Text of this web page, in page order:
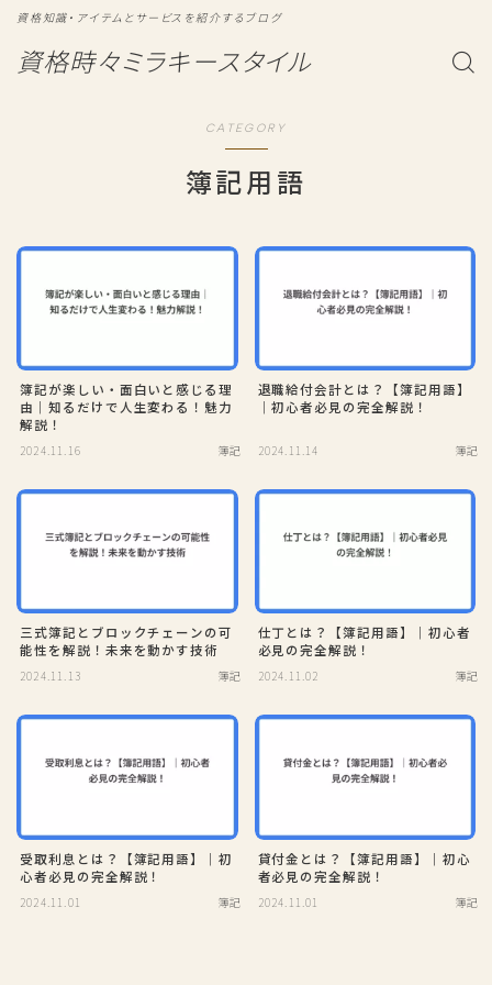
資格時々ミラキースタイル
資格知識・アイテムとサービスを紹介するブログ
CATEGORY
簿記用語
簿記が楽しい・面白いと感じる理
由｜知るだけで人生変わる！魅力
解説！
2024.11.16 簿記
退職給付会計とは？【簿記用語】
｜初心者必見の完全解説！
2024.11.14 簿記
三式簿記とブロックチェーンの可
能性を解説！未来を動かす技術
2024.11.13 簿記
仕丁とは？【簿記用語】｜初心者
必見の完全解説！
2024.11.02 簿記
受取利息とは？【簿記用語】｜初
心者必見の完全解説！
2024.11.01 簿記
貸付金とは？【簿記用語】｜初心
者必見の完全解説！
2024.11.01 簿記